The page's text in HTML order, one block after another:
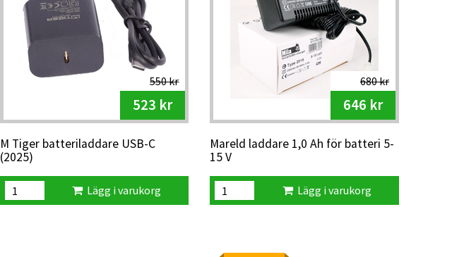
550 kr
523 kr
M Tiger batteriladdare USB-C
(2025)
Lägg i varukorg
680 kr
646 kr
Mareld laddare 1,0 Ah för batteri 5-
15 V
Lägg i varukorg